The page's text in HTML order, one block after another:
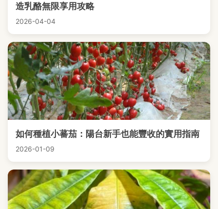
造乳酪無限享用攻略
2026-04-04
如何種植小蕃茄：陽台新手也能豐收的實用指南
2026-01-09